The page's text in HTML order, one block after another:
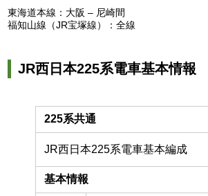
東海道本線：大阪 – 尼崎間
福知山線（JR宝塚線）：全線
JR西日本225系電車基本情報
225系共通
JR西日本225系電車基本編成
基本情報